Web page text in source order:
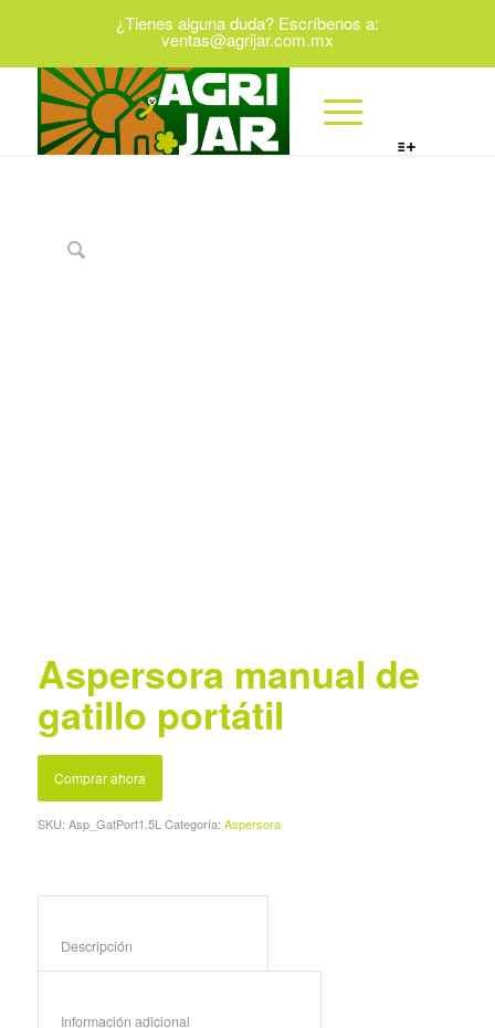
¿Tienes alguna duda? Escríbenos a:
ventas@agrijar.com.mx
Aspersora manual de
gatillo portátil
Comprar ahora
SKU: Asp_GatPort1.5L Categoría: Aspersora